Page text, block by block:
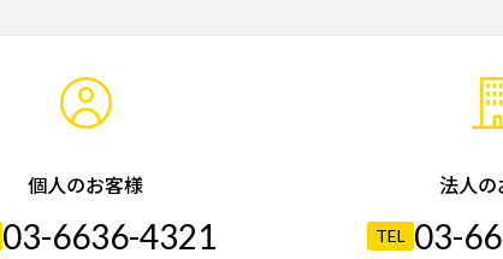
個人のお客様
03-6636-4321
法人の
TEL 03-